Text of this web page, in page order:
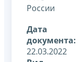
России
Дата
документа:
22.03.2022